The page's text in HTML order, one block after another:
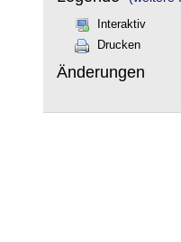
Interaktiv
Drucken
Änderungen